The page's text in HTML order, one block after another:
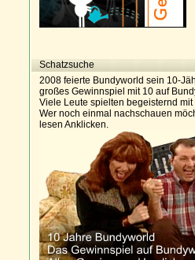
Schatzsuche
2008 feierte Bundyworld sein 10-
großes Gewinnspiel mit 10 auf
Viele Leute spielten begeisternd
Wer noch einmal nachschauen
lesen Anklicken.